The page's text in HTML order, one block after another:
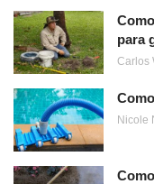
para
Carlos
Nicole